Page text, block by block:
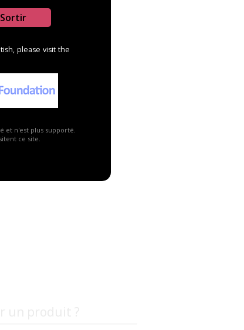
Sortir
please visit the
et n'est plus supporté.
ce site.Publicité ▼